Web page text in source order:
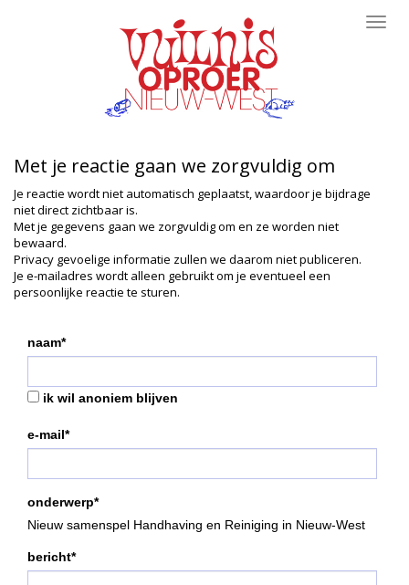
Met je reactie gaan we zorgvuldig om
Je reactie wordt niet automatisch geplaatst, waardoor je bijdrage
niet direct zichtbaar is.
Met je gegevens gaan we zorgvuldig om en ze worden niet
bewaard.
Privacy gevoelige informatie zullen we daarom niet publiceren.
Je e-mailadres wordt alleen gebruikt om je eventueel een
persoonlijke reactie te sturen.
naam*
ik wil anoniem blijven
e-mail*
onderwerp*
Nieuw samenspel Handhaving en Reiniging in Nieuw-West
bericht*